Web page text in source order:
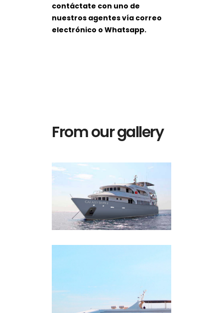
contáctate con uno de
nuestros agentes vía correo
electrónico o Whatsapp.
From our gallery